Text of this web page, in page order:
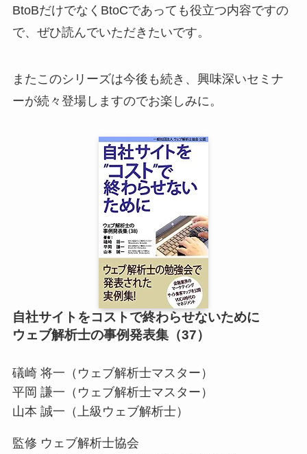
BtoBだけでなくBtoCであっても役立つ内容ですの
で、ぜひ読んでいただきたいです。
またこのシリーズは今後も続き、興味深いセミナ
ーが続々登場しますのでお楽しみに。
自社サイトをコストで終わらせないために
ウェブ解析士の事例発表集（37）
礒崎 将一（ウェブ解析士マスター）
平岡 謙一（ウェブ解析士マスター）
山本 誠一（上級ウェブ解析士）
監修 ウェブ解析士協会